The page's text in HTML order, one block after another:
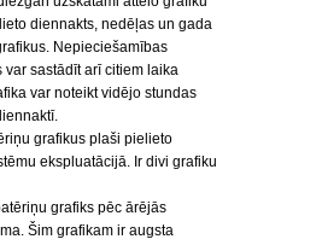
diennakts, nedēļas un gada
Nepieciešamības
var sastādīt arī citiem laika
var noteikt vidējo stundas
grafikus plaši pielieto
ekspluatācijā. Ir divi grafiku
grafiks pēc ārējās
Šim grafikam ir augsta